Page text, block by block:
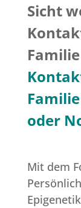
Sicht
Familie
oder
Mit dem